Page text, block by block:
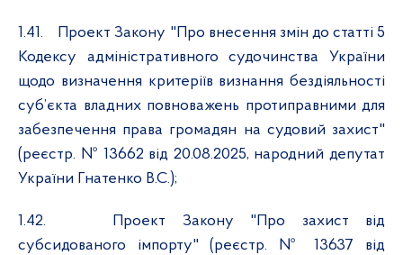
1.41.
Проект Закону "Про внесення змін до статті 5
Кодексу адміністративного судочинства України
щодо визначення критеріїв визнання бездіяльності
суб’єкта владних повноважень протиправними для
забезпечення права громадян на судовий захист"
(реєстр. № 13662 від 20.08.2025, народний депутат
України Гнатенко В.С.);
1.42.
Проект Закону "Про захист від
субсидованого імпорту" (реєстр. № 13637 від